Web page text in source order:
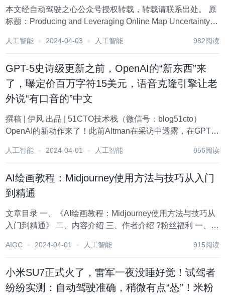
本文经自动驾驶之心公众号授权转载，转载请联系出处。 原
标题：Producing and Leveraging Online Map Uncertainty in
人工智能 2024-04-03 人工智能 982阅读
GPT-5史诗级更新之前，OpenAI的“新东西”来
了，曝定价百万字符15美元，语音克隆引擎让老
外说“有口音的”中文
撰稿 | 伊风 出品 | 51CTO技术栈（微信号：blog51cto）
OpenAI的新动作来了！此前Altman在采访中透露，在GPT-5
多“很酷的新东西”。 今天，OpenAI语音引擎首次亮...
人工智能 2024-04-01 人工智能 856阅读
AI绘画教程：Midjourney使用方法与技巧从入门
到精通
文章目录 一、《AI绘画教程：Midjourney使用方法与技巧从
入门到精通》 二、内容介绍 三、作者介绍 ?️粉丝福利 一、
一本书读懂Midjourney绘画...
AIGC 2024-04-01 人工智能 915阅读
小米SU7正式火了，雷军一夜没睡好觉！试驾者
纷纷实测：自动驾驶准确，稍微有点“怂”！米粉